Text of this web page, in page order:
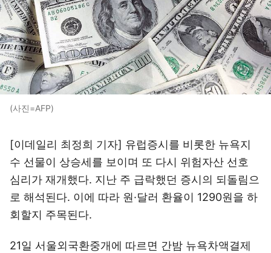
(사진=AFP)
[이데일리 최정희 기자] 유럽증시를 비롯한 뉴욕지
수 선물이 상승세를 보이며 또 다시 위험자산 선호
심리가 재개했다. 지난 주 급락했던 증시의 되돌림으
로 해석된다. 이에 따라 원·달러 환율이 1290원을 하
회할지 주목된다.
21일 서울외국환중개에 따르면 간밤 뉴욕차액결제